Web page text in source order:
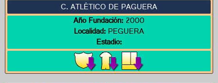
C. ATLÉTICO DE PAGUERA
Año Fundación:2000
Localidad:PEGUERA
Estadio: